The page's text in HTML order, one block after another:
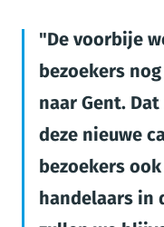
De voorbije
bezoekers
naar Gent.
deze nieuwe
bezoekers
handelaars in